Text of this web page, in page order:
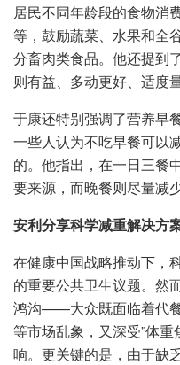
居民不同年龄段的食物消
等，鼓励蔬菜、水果和全
分畜肉类食品。他还提到
则有益、多动更好、适度
于康还特别强调了营养早
一些人认为不吃早餐可以
的。他指出，在一日三餐
要来源，而晚餐则尽量减
安利分享科学减重解决方
在健康中国战略推动下，
的重要公共卫生议题。然
鸿沟——大众既面临着代
等市场乱象，又深受”体重
响。更关键的是，由于缺